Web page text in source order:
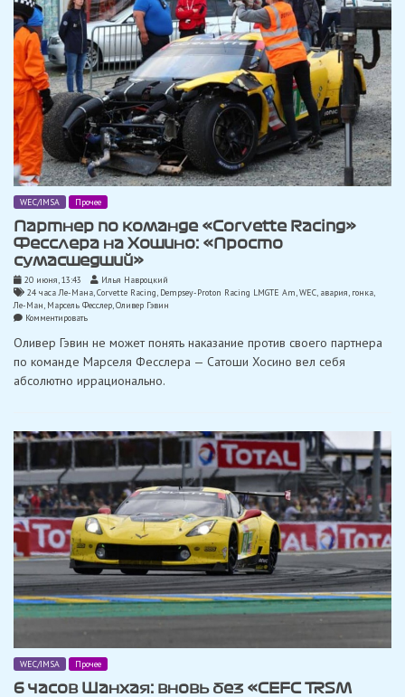
WEC/IMSA Прочее
Партнер по команде «Corvette Racing»
Фесслера на Хошино: «Просто
сумасшедший»
20 июня, 13:43
Илья Навроцкий
24 часа Ле-Мана,Corvette Racing, Dempsey-Proton Racing LMGTE Am,WEC, авария, гонка
Ле-Ман, Марсель Фесслер,Оливер Гэвин
Комментироватьon
по
команде
«Corvette
Racing»
«Просто
сумасшедший»
Оливер Гэвин не может понять наказание против своего партнера
по команде Марселя Фесслера — Сатоши Хосино вел себя
абсолютно иррационально.
WEC/IMSA Прочее
6 часов Шанхая: вновь без «CEFC TRSM